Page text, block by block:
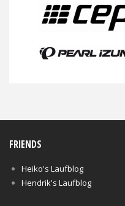
FRIENDS
Heiko's Laufblog
Hendrik's Laufblog